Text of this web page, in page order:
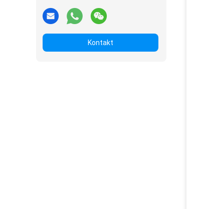
Kontakt